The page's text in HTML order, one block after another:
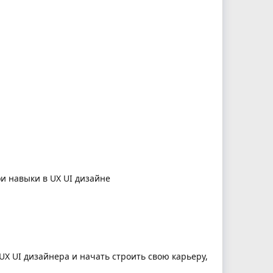
навыки в UX UI дизайне
UI дизайнера и начать строить свою карьеру,